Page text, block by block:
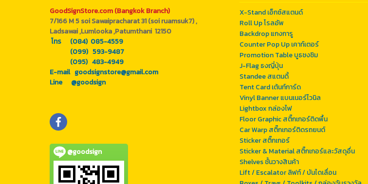
GoodSignStore.com (Bangkok Branch)
7/166 M 5 soi Sawaipracharat 31 (soi ruamsuk7) ,
Ladsawai ,Lumlooka ,Patumthani 12150
โทร (084) 085-4559
(099) 593-9487
(095) 483-4949
E-mail goodsignstore@gmail.com
Line @goodsign
@goodsign
X-Stand เอ็กซ์สแตนด์
Roll Up โรลอัพ
Backdrop แกงการู
Counter Pop Up เคาท์เตอร์
Promotion Table บูธชงชิม
J-Flag ธงญี่ปุ่น
Standee สแตนดี้
Tent Card เต้นท์การ์ด
Vinyl Banner แบนเนอร์ไวนิล
Lightbox กล่องไฟ
Floor Graphic สติ๊กเกอร์ติดพื้น
Car Warp สติ๊กเกอร์ติดรถยนต์
Sticker สติ๊กเกอร์
Sticker & Material สติ๊กเกอร์และวัสดุอื่น
Shelves ชั้นวางสินค้า
Lift / Escalator ลิฟท์ / บันไดเลื่อน